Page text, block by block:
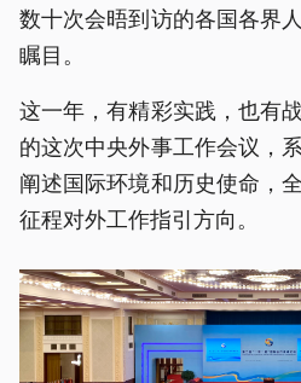
数十次会晤到访的各国各界
瞩目。
这一年，有精彩实践，也有
的这次中央外事工作会议，
阐述国际环境和历史使命，
征程对外工作指引方向。